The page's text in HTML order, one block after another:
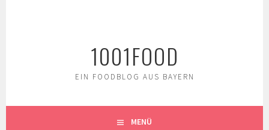
1001FOOD
EIN FOODBLOG AUS BAYERN
MENÜ